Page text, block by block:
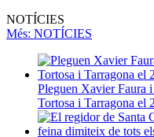
NOTÍCIES
Més: NOTÍCIES
Pleguen Xavier Faura
Tortosa i Tarragona el